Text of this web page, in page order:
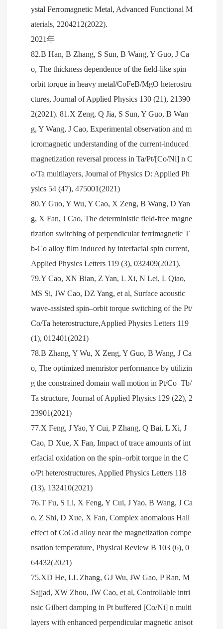
ystal Ferromagnetic Metal, Advanced Functional M
aterials, 2204212(2022).
2021年
82.B Han, B Zhang, S Sun, B Wang, Y Guo, J Ca
o, The thickness dependence of the field-like spin–
orbit torque in heavy metal/CoFeB/MgO heterostru
ctures, Journal of Applied Physics 130 (21), 21390
2(2021). 81.X Zeng, Q Jia, S Sun, Y Guo, B Wan
g, Y Wang, J Cao, Experimental observation and m
icromagnetic understanding of the current-induced
magnetization reversal process in Ta/Pt/[Co/Ni] n C
o/Ta multilayers, Journal of Physics D: Applied Ph
ysics 54 (47), 475001(2021)
80.Y Guo, Y Wu, Y Cao, X Zeng, B Wang, D Yan
g, X Fan, J Cao, The deterministic field-free magne
tization switching of perpendicular ferrimagnetic T
b-Co alloy film induced by interfacial spin current,
Applied Physics Letters 119 (3), 032409(2021).
79.Y Cao, XN Bian, Z Yan, L Xi, N Lei, L Qiao,
MS Si, JW Cao, DZ Yang, et al, Surface acoustic
wave-assisted spin–orbit torque switching of the Pt/
Co/Ta heterostructure,Applied Physics Letters 119
(1), 012401(2021)
78.B Zhang, Y Wu, X Zeng, Y Guo, B Wang, J Ca
o, The optimized memristor performance by utilizin
g the constrained domain wall motion in Pt/Co–Tb/
Ta structure, Journal of Applied Physics 129 (22), 2
23901(2021)
77.X Feng, J Yao, Y Cui, P Zhang, Q Bai, L Xi, J
Cao, D Xue, X Fan, Impact of trace amounts of int
erfacial oxidation on the spin–orbit torque in the C
o/Pt heterostructures, Applied Physics Letters 118
(13), 132410(2021)
76.T Fu, S Li, X Feng, Y Cui, J Yao, B Wang, J Ca
o, Z Shi, D Xue, X Fan, Complex anomalous Hall
effect of CoGd alloy near the magnetization compe
nsation temperature, Physical Review B 103 (6), 0
64432(2021)
75.XD He, LL Zhang, GJ Wu, JW Gao, P Ran, M
Sajjad, XW Zhou, JW Cao, et al, Controllable intri
nsic Gilbert damping in Pt buffered [Co/Ni] n multi
layers with enhanced perpendicular magnetic anisot